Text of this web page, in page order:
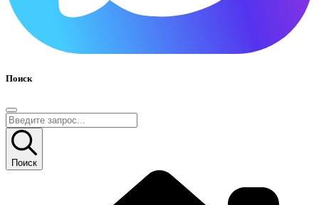
Поиск
Поиск